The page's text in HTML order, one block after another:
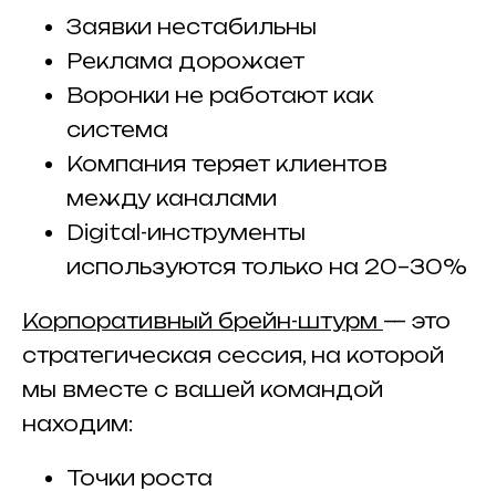
Заявки нестабильны
Реклама дорожает
Воронки не работают как
система
Компания теряет клиентов
между каналами
Digital-инструменты
используются только на 20–30%
Корпоративный брейн-штурм — это
стратегическая сессия, на которой
мы вместе с вашей командой
находим:
Точки роста